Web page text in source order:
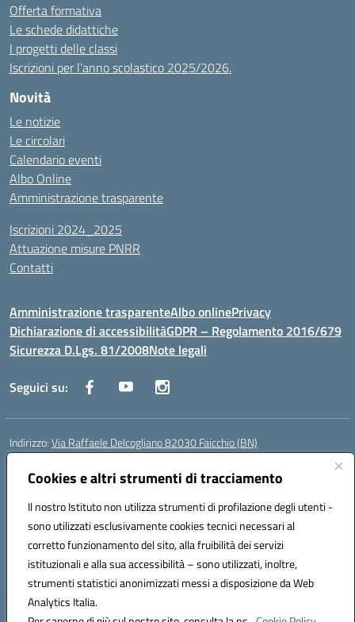
Cookies e altri strumenti di tracciamento
Il nostro Istituto non utilizza strumenti di profilazione degli utenti -
sono utilizzati esclusivamente cookies tecnici necessari al
corretto funzionamento del sito, alla fruibilità dei servizi
istituzionali e alla sua accessibilità – sono utilizzati, inoltre,
strumenti statistici anonimizzati messi a disposizione da Web
Analytics Italia.
Offerta formativa
Le schede didattiche
I progetti delle classi
Iscrizioni per l’anno scolastico 2025/2026.
Novità
Le notizie
Le circolari
Calendario eventi
Albo Online
Amministrazione trasparente
Iscrizioni 2024_2025
Attuazione misure PNRR
Contatti
Amministrazione trasparenteAlbo onlinePrivacy
Dichiarazione di accessibilitàGDPR – Regolamento 2016/679
Sicurezza D.Lgs. 81/2008Note legali
Seguici su:
Indirizzo:Via Raffaele Delcogliano 82030 Faicchio (BN)
Centralino:
Posta elettronica certificata (PEC):bnis02300v@pec.istruzione.it
Codice fiscale: 90003320620
Codice meccanografico:BNIS02300V
Codice Indice delle Pubbliche Amministrazioni (IPA): istsc_bnis02300v
Codice unico di fatturazione (CUF): UFQEG8
Hosting & Powered by 3D Solution S.r.l.